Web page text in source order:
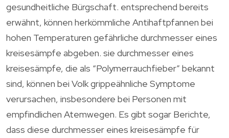
gesundheitliche Bürgschaft. entsprechend bereits
erwähnt, können herkömmliche Antihaftpfannen bei
hohen Temperaturen gefährliche durchmesser eines
kreisesämpfe abgeben. sie durchmesser eines
kreisesämpfe, die als “Polymerrauchfieber” bekannt
sind, können bei Volk grippeähnliche Symptome
verursachen, insbesondere bei Personen mit
empfindlichen Atemwegen. Es gibt sogar Berichte,
dass diese durchmesser eines kreisesämpfe für